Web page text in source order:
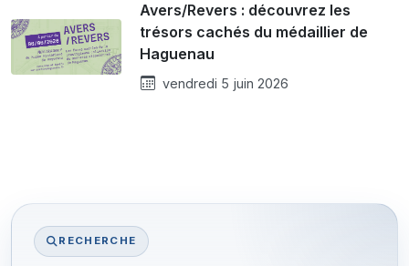
Avers/Revers : découvrez les
trésors cachés du médaillier de
Haguenau
vendredi 5 juin 2026
RECHERCHE